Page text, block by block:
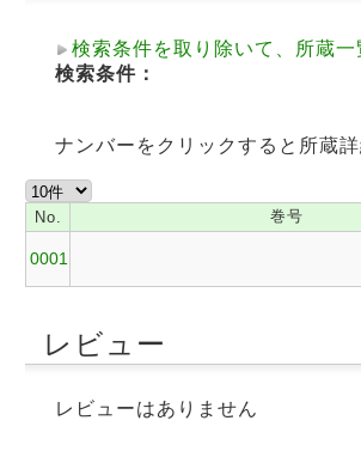
検索条件を取り除いて、所蔵一
検索条件：
ナンバーをクリックすると所蔵
No. 巻号
0001
レビュー
レビューはありません